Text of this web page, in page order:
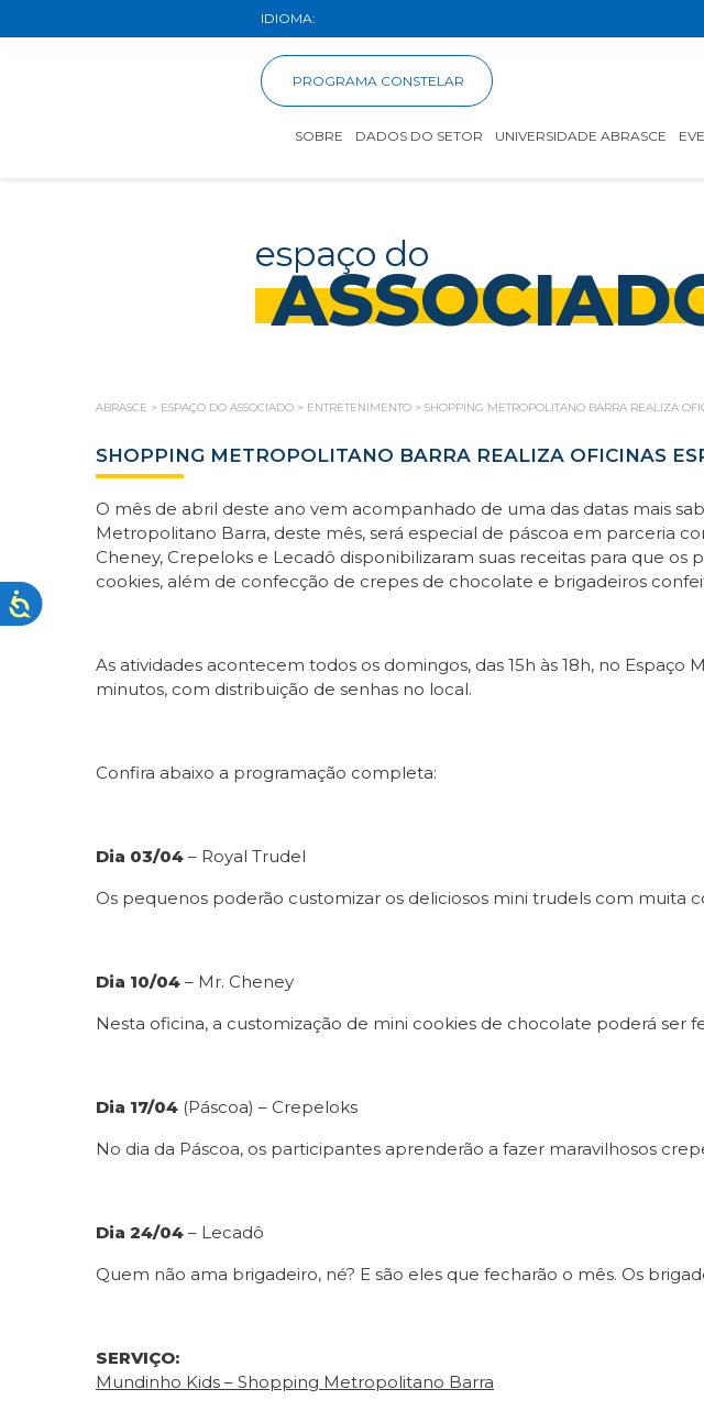
IDIOMA:
PROGRAMA CONSTELAR
SOBRE DADOS DO SETOR UNIVERSIDADE ABRASCE
espaço do
ABRASCE > ESPAÇO DO ASSOCIADO > ENTRETENIMENTO > SHOPPING METROPOLITANO BARRA REALIZA
SHOPPING METROPOLITANO BARRA REALIZA OFICINAS
O mês de abril deste ano vem acompanhado de uma das datas mais
Metropolitano Barra, deste mês, será especial de páscoa em parceria
Cheney, Crepeloks e Lecadô disponibilizaram suas receitas para que
cookies, além de confecção de crepes de chocolate e brigadeiros
As atividades acontecem todos os domingos, das 15h às 18h, no
minutos, com distribuição de senhas no local.
Confira abaixo a programação completa:
Dia 03/04 – Royal Trudel
Os pequenos poderão customizar os deliciosos mini trudels com muita
Dia 10/04 – Mr. Cheney
Nesta oficina, a customização de mini cookies de chocolate poderá ser
Dia 17/04 (Páscoa) – Crepeloks
No dia da Páscoa, os participantes aprenderão a fazer maravilhosos
Dia 24/04 – Lecadô
Quem não ama brigadeiro, né? E são eles que fecharão o mês. Os
SERVIÇO:
Mundinho Kids – Shopping Metropolitano Barra